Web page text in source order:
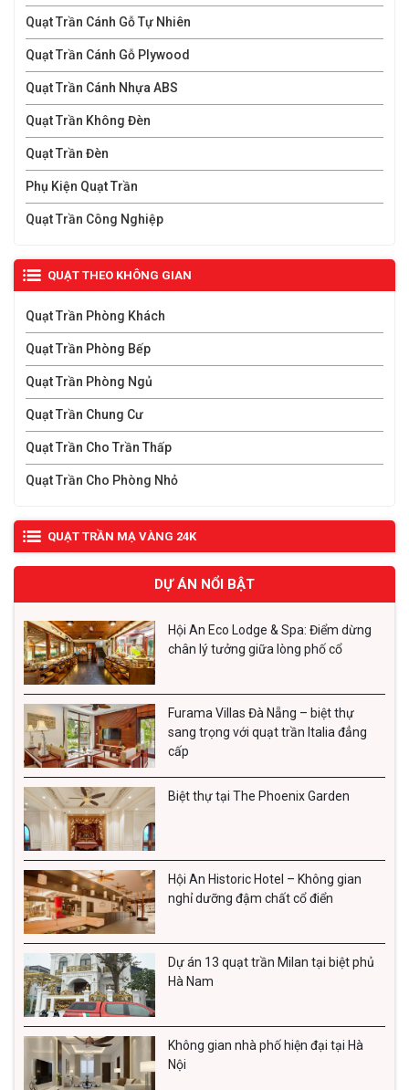
Quạt Trần Cánh Gỗ Tự Nhiên
Quạt Trần Cánh Gỗ Plywood
Quạt Trần Cánh Nhựa ABS
Quạt Trần Không Đèn
Quạt Trần Đèn
Phụ Kiện Quạt Trần
Quạt Trần Công Nghiệp
QUẠT THEO KHÔNG GIAN
Quạt Trần Phòng Khách
Quạt Trần Phòng Bếp
Quạt Trần Phòng Ngủ
Quạt Trần Chung Cư
Quạt Trần Cho Trần Thấp
Quạt Trần Cho Phòng Nhỏ
QUẠT TRẦN MẠ VÀNG 24K
DỰ ÁN NỔI BẬT
Hội An Eco Lodge & Spa: Điểm dừng
chân lý tưởng giữa lòng phố cổ
Furama Villas Đà Nẵng – biệt thự
sang trọng với quạt trần Italia đẳng
cấp
Biệt thự tại The Phoenix Garden
Hội An Historic Hotel – Không gian
nghỉ dưỡng đậm chất cổ điển
Dự án 13 quạt trần Milan tại biệt phủ
Hà Nam
Không gian nhà phố hiện đại tại Hà
Nội
Nhiều tính năng thông minh
Bên cạnh thiết kế độc đáo ấn tượng, quạt trần không
đèn còn được tích hợp nhiều tính năng thông minh. Với
đa dạng cấp độ gió, chức năng gió tự nhiên, đảo chiều
gió, hẹn giờ,.... được tích hợp trên điều khiển từ xa. Bạn
có thể tùy chỉnh theo nhu cầu sử dụng một cách tiện lợi
khiển như các dòng quạt trần truyền thống.
Tiết kiệm điện năng tiêu thụ
Đây là một trong những ưu điểm nổi bật giúp sản phẩm
này nhận được sự quan tâm đặc biệt của người dùng.
Hầu hết các dòng quạt trần không đèn hiện nay đều sử